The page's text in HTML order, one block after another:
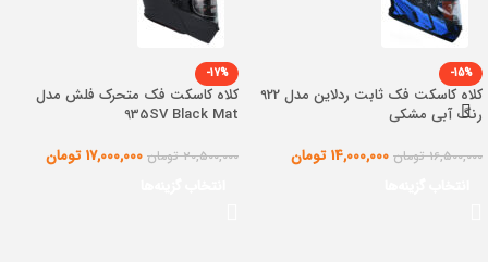
-15%
کلاه کاسکت فک ثابت ردلاین مدل 922
رنگ آبی مشکی
16,500,000 تومان 14,000,000 تومان
-17%
کلاه کاسکت فک متحرک فلش مدل
935SV Black Mat
20,500,000 تومان 17,000,000 تومان